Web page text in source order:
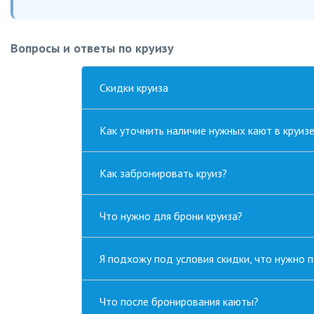
Вопросы и ответы по круизу
Скидки круиза
Как уточнить наличие нужных кают в
Как забронировать круиз?
Что нужно для брони круиза?
Я подхожу под условия скидки, что нужно
Что после бронирования каюты?